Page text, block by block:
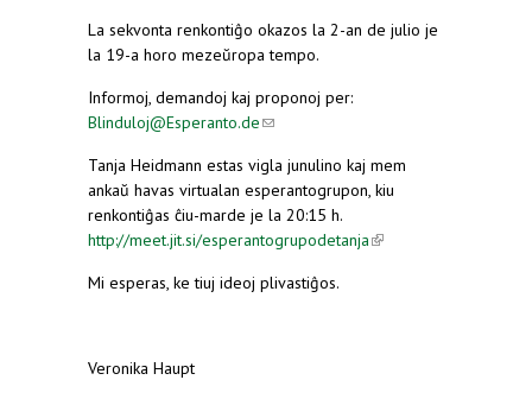
La sekvonta renkontiĝo okazos la 2-an de julio je
la 19-a horo mezeŭropa tempo.
Informoj, demandoj kaj proponoj per:
Blinduloj@Esperanto.de(link sends e-mail)
Tanja Heidmann estas vigla junulino kaj mem
ankaŭ havas virtualan esperantogrupon, kiu
renkontiĝas ĉiu-marde je la 20:15 h.
http://meet.jit.si/esperantogrupodetanja(link is
Mi esperas, ke tiuj ideoj plivastiĝos.
Veronika Haupt